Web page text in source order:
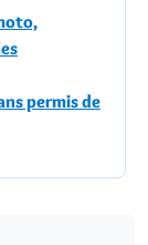
permis de